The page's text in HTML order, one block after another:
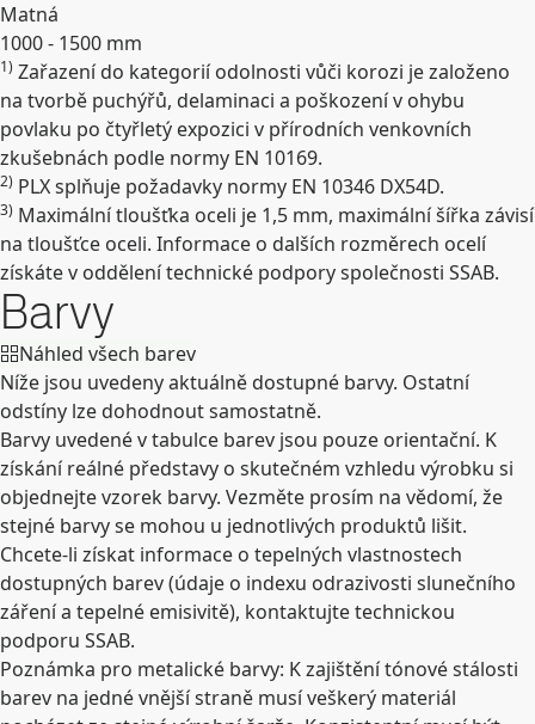
Matná
1000 - 1500 mm
Rozbalit
1) Zařazení do kategorií odolnosti vůči korozi je založeno
na tvorbě puchýřů, delaminaci a poškození v ohybu
povlaku po čtyřletý expozici v přírodních venkovních
zkušebnách podle normy EN 10169.
2) PLX splňuje požadavky normy EN 10346 DX54D.
3) Maximální tloušťka oceli je 1,5 mm, maximální šířka závisí
na tloušťce oceli. Informace o dalších rozměrech ocelí
získáte v oddělení technické podpory společnosti SSAB.
Barvy
Náhled všech barev
Níže jsou uvedeny aktuálně dostupné barvy. Ostatní
odstíny lze dohodnout samostatně.
Barvy uvedené v tabulce barev jsou pouze orientační. K
získání reálné představy o skutečném vzhledu výrobku si
objednejte vzorek barvy. Vezměte prosím na vědomí, že
stejné barvy se mohou u jednotlivých produktů lišit.
Chcete-li získat informace o tepelných vlastnostech
dostupných barev (údaje o indexu odrazivosti slunečního
záření a tepelné emisivitě), kontaktujte technickou
podporu SSAB.
Poznámka pro metalické barvy: K zajištění tónové stálosti
barev na jedné vnější straně musí veškerý materiál